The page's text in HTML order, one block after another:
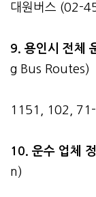
대원버스 (02-
9. 용인시 전체
g Bus Routes)
1151, 102,
10. 운수 업체
n)